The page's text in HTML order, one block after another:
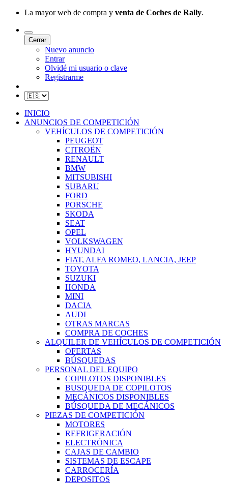
La mayor web de compra y venta de Coches de Rally.
Cerrar
Nuevo anuncio
Entrar
Olvidé mi usuario o clave
Registrarme
INICIO
ANUNCIOS DE COMPETICIÓN
VEHÍCULOS DE COMPETICIÓN
PEUGEOT
CITROËN
RENAULT
BMW
MITSUBISHI
SUBARU
FORD
PORSCHE
SKODA
SEAT
OPEL
VOLKSWAGEN
HYUNDAI
FIAT, ALFA ROMEO, LANCIA, JEEP
TOYOTA
SUZUKI
HONDA
MINI
DACIA
AUDI
OTRAS MARCAS
COMPRA DE COCHES
ALQUILER DE VEHÍCULOS DE COMPETICIÓN
OFERTAS
BÚSQUEDAS
PERSONAL DEL EQUIPO
COPILOTOS DISPONIBLES
BUSQUEDA DE COPILOTOS
MECÁNICOS DISPONIBLES
BÚSQUEDA DE MECÁNICOS
PIEZAS DE COMPETICIÓN
MOTORES
REFRIGERACIÓN
ELECTRÓNICA
CAJAS DE CAMBIO
SISTEMAS DE ESCAPE
CARROCERÍA
DEPOSITOS